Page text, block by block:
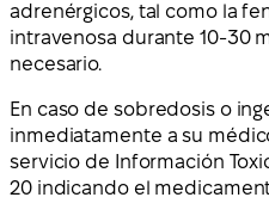
adrenérgicos, tal como la
intravenosa durante 10-30
necesario.
En caso de sobredosis o
inmediatamente a su
servicio de Información
20 indicando el